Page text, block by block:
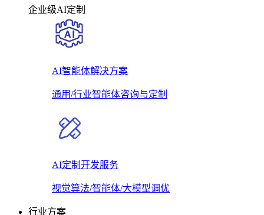
企业级AI定制
AI智能体解决方案
通用/行业智能体咨询与定制
AI定制开发服务
视觉算法/智能体/大模型调优
行业方案